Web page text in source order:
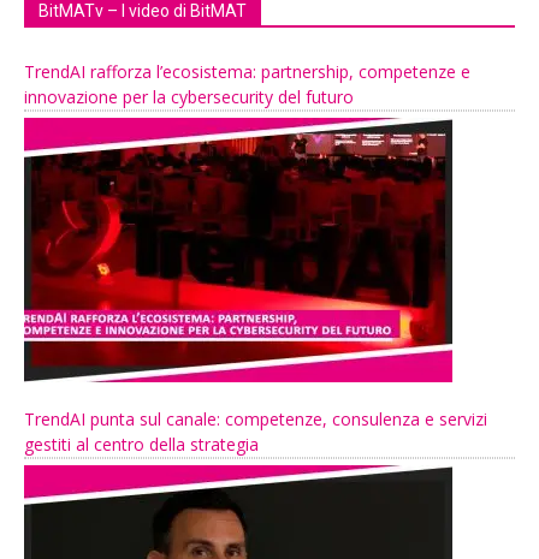
BitMATv – I video di BitMAT
TrendAI rafforza l’ecosistema: partnership, competenze e
innovazione per la cybersecurity del futuro
TrendAI punta sul canale: competenze, consulenza e servizi
gestiti al centro della strategia